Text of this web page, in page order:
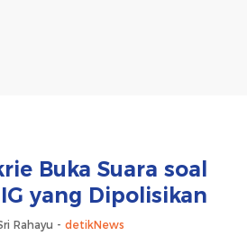
Buka Suara soal
yang Dipolisikan
Rahayu - detikNews